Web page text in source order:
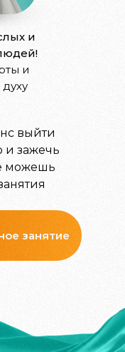
выйти
и зажечь
можешь
занятие
и
и